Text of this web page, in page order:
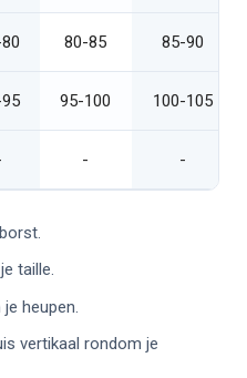
80-85 85-90
95-100 100-105
- -
taille.
heupen.
vertikaal rondom je